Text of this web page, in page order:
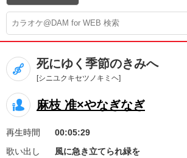
DAM★とも録音
カラオケ＠DAM
ユーザー検索
キャンペーン
お知らせ よくあるご質問
死にゆく季節のきみへ
[シニユクキセツノキミヘ]
麻枝 准×やなぎなぎ
再生時間
00:05:29
歌い出し
風に急き立てられ緑を